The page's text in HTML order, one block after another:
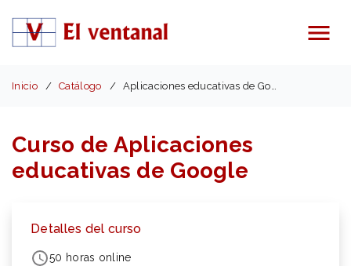
Menú
Inicio Catálogo Aplicaciones educativas de Google
Curso de Aplicaciones
educativas de Google
Detalles del curso
50 horas online